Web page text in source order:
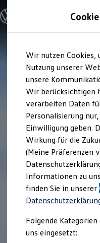
Hauptinhalt
springen
Footer
springen
Modelle & Konfigurator
Modelle
Oldtimer
Bulli
Branchenlösungen &
Auf- und
Groß- und
Bau &
Service &
Kurier,
Feuerwehr
Wir nutzen Cookies,
Nutzung unserer
unsere
Wir berücksichtigen
verarbeiten Daten
Personalisierung
Einwilligung geben.
Wirkung für die
(Meine Präferenzen
Informationen zu
finden Sie in unserer
Folgende
uns eingesetzt: